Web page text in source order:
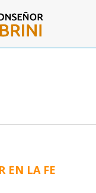
EN LA FE